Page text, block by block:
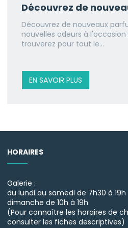
Découvrez de
Découvrez de nouveaux
nouvelles odeurs à
trouverez pour tout le...
EN SAVOIR PLUS
HORAIRES
Galerie :
du lundi au samedi de 7h30 à 19h
dimanche de 10h à 19h
(Pour connaître les horaires de
consulter les fiches descriptives)